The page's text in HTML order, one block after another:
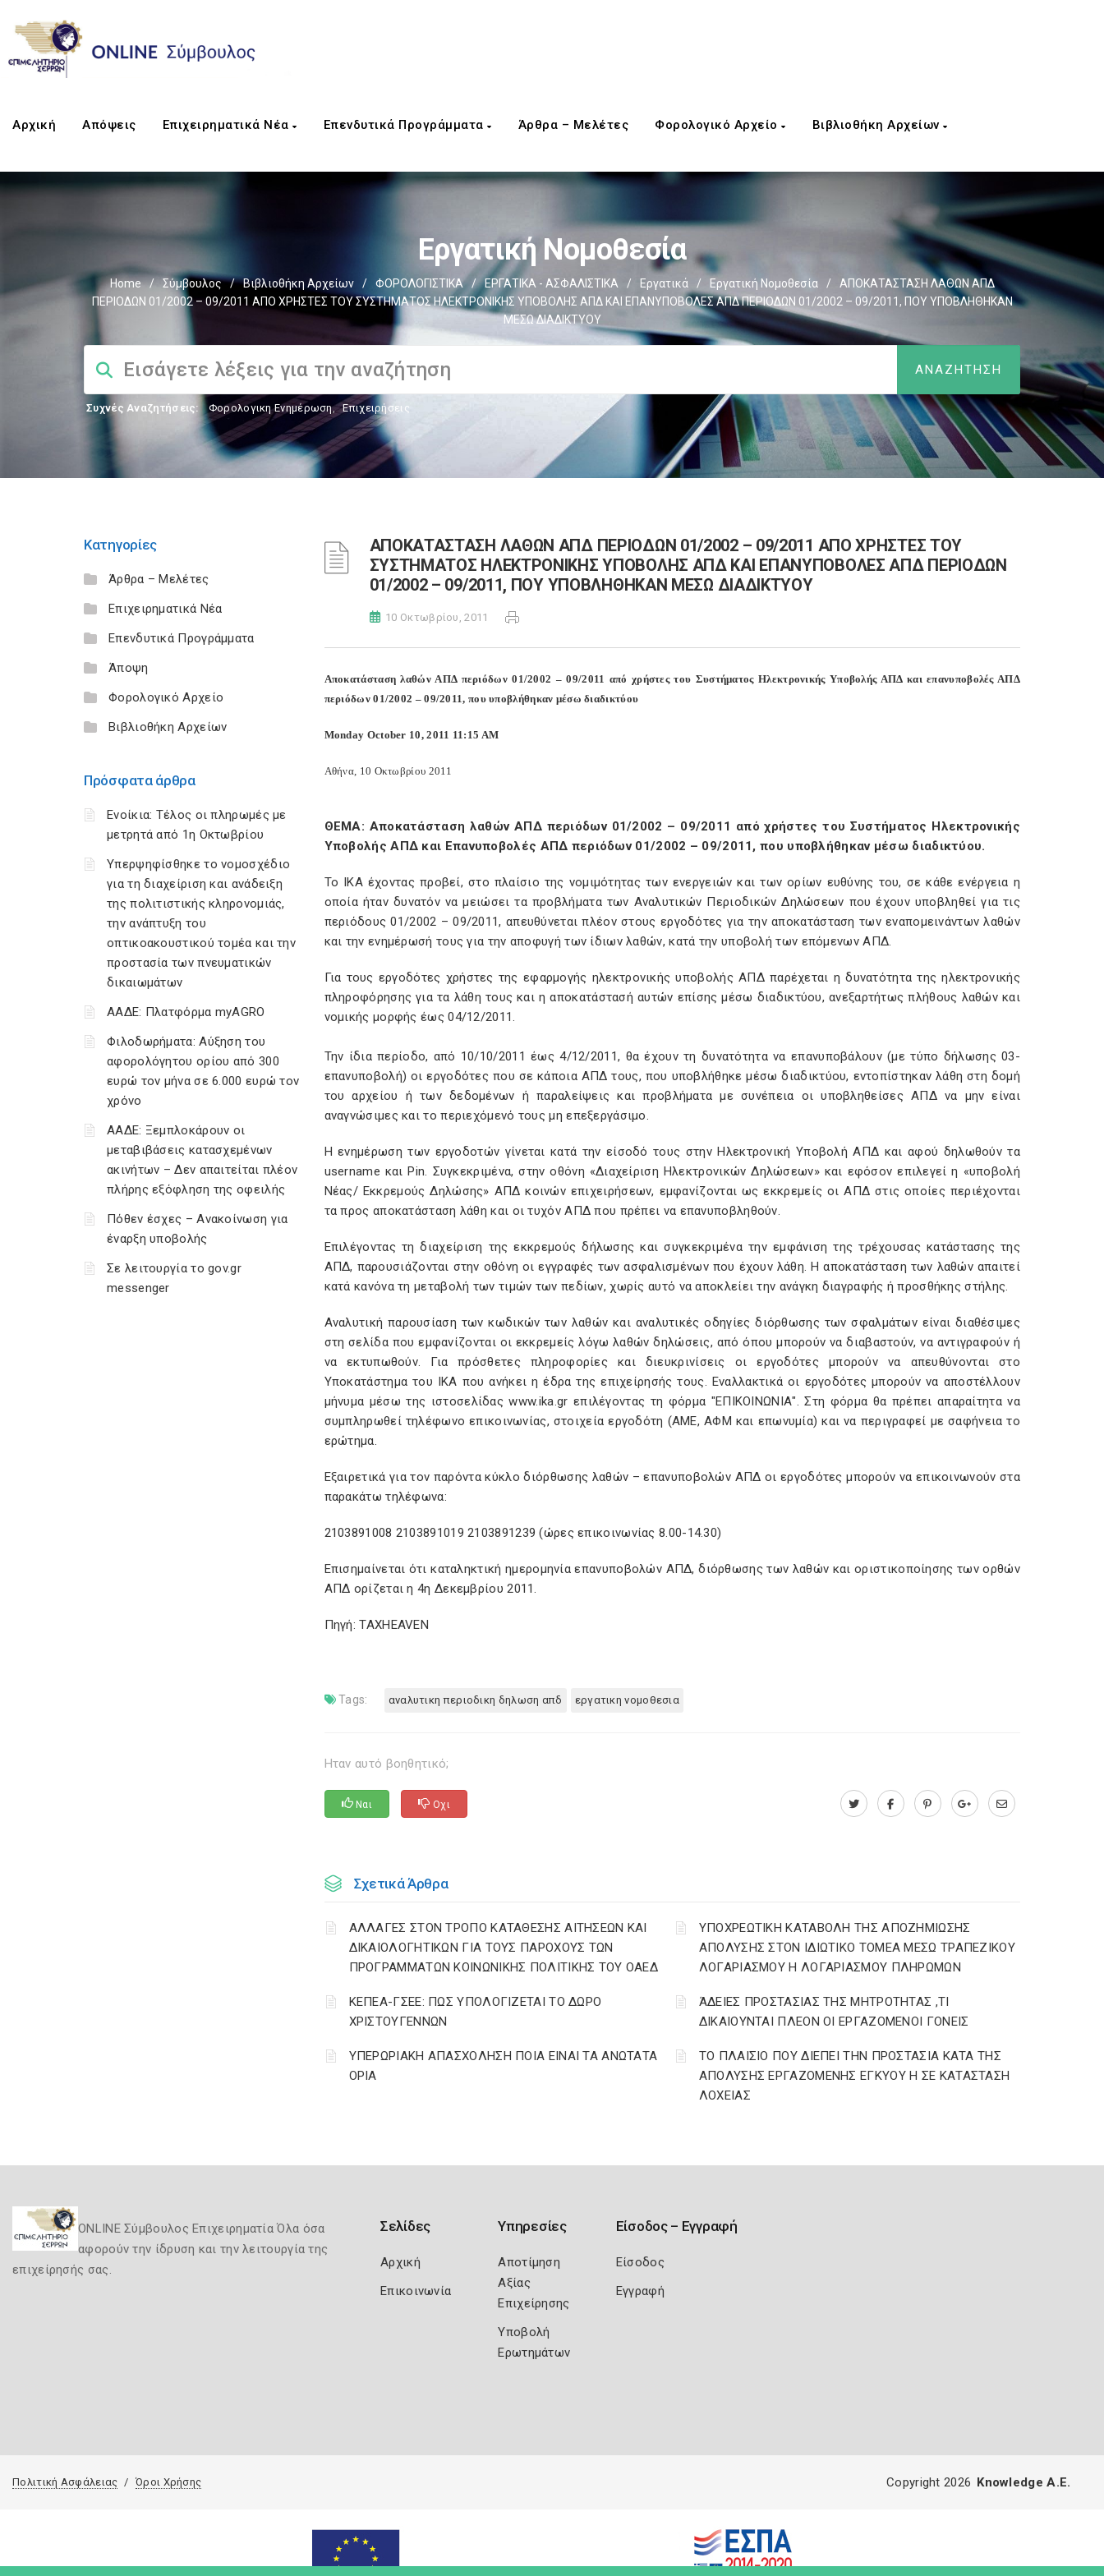
Αρχική Απόψεις Επιχειρηματικά Νέα Επενδυτικά Προγράμματα Άρθρα – Μελέτες Φορολογικό Αρχείο Βιβλιοθήκη Αρχείων
Εργατική Νομοθεσία
Home / Σύμβουλος / Βιβλιοθήκη Αρχείων / ΦΟΡΟΛΟΓΙΣΤΙΚΑ / ΕΡΓΑΤΙΚΑ - ΑΣΦΑΛΙΣΤΙΚΑ / Εργατικά / Εργατική Νομοθεσία /
ΑΠΟΚΑΤΑΣΤΑΣΗ ΛΑΘΩΝ ΑΠΔ
ΠΕΡΙΟΔΩΝ 01/2002 – 09/2011 ΑΠΟ ΧΡΗΣΤΕΣ ΤΟΥ ΣΥΣΤΗΜΑΤΟΣ ΗΛΕΚΤΡΟΝΙΚΗΣ ΥΠΟΒΟΛΗΣ ΑΠΔ ΚΑΙ ΕΠΑΝΥΠΟΒΟΛΕΣ ΑΠΔ ΠΕΡΙΟΔΩΝ 01/2002 – 09/2011, ΠΟΥ ΥΠΟΒΛΗΘΗΚΑΝ
ΜΕΣΩ ΔΙΑΔΙΚΤΥΟΥ
Συχνές Αναζητήσεις: Φορολογικη Ενημέρωση, Επιχειρήσεις
Κατηγορίες
Άρθρα – Μελέτες
Επιχειρηματικά Νέα
Επενδυτικά Προγράμματα
Άποψη
Φορολογικό Αρχείο
Βιβλιοθήκη Αρχείων
Πρόσφατα άρθρα
Ενοίκια: Τέλος οι πληρωμές με
μετρητά από 1η Οκτωβρίου
Υπερψηφίσθηκε το νομοσχέδιο
για τη διαχείριση και ανάδειξη
της πολιτιστικής κληρονομιάς,
την ανάπτυξη του
οπτικοακουστικού τομέα και την
προστασία των πνευματικών
δικαιωμάτων
ΑΑΔΕ: Πλατφόρμα myAGRO
Φιλοδωρήματα: Αύξηση του
αφορολόγητου ορίου από 300
ευρώ τον μήνα σε 6.000 ευρώ τον
χρόνο
ΑΑΔΕ: Ξεμπλοκάρουν οι
μεταβιβάσεις κατασχεμένων
ακινήτων – Δεν απαιτείται πλέον
πλήρης εξόφληση της οφειλής
Πόθεν έσχες – Ανακοίνωση για
έναρξη υποβολής
Σε λειτουργία το gov.gr
messenger
ΑΠΟΚΑΤΑΣΤΑΣΗ ΛΑΘΩΝ ΑΠΔ ΠΕΡΙΟΔΩΝ 01/2002 – 09/2011 ΑΠΟ ΧΡΗΣΤΕΣ ΤΟΥ
ΣΥΣΤΗΜΑΤΟΣ ΗΛΕΚΤΡΟΝΙΚΗΣ ΥΠΟΒΟΛΗΣ ΑΠΔ ΚΑΙ ΕΠΑΝΥΠΟΒΟΛΕΣ ΑΠΔ ΠΕΡΙΟΔΩΝ
01/2002 – 09/2011, ΠΟΥ ΥΠΟΒΛΗΘΗΚΑΝ ΜΕΣΩ ΔΙΑΔΙΚΤΥΟΥ
10 Οκτωβρίου, 2011
Αποκατάσταση λαθών ΑΠΔ περιόδων 01/2002 – 09/2011 από χρήστες του Συστήματος Ηλεκτρονικής Υποβολής ΑΠΔ και επανυποβολές ΑΠΔ
περιόδων 01/2002 – 09/2011, που υποβλήθηκαν μέσω διαδικτύου
Monday October 10, 2011 11:15 AM
Αθήνα, 10 Οκτωβρίου 2011
ΘΕΜΑ: Αποκατάσταση λαθών ΑΠΔ περιόδων 01/2002 – 09/2011 από χρήστες του Συστήματος Ηλεκτρονικής
Υποβολής ΑΠΔ και Επανυποβολές ΑΠΔ περιόδων 01/2002 – 09/2011, που υποβλήθηκαν μέσω διαδικτύου.
Το ΙΚΑ έχοντας προβεί, στο πλαίσιο της νομιμότητας των ενεργειών και των ορίων ευθύνης του, σε κάθε ενέργεια η
οποία ήταν δυνατόν να μειώσει τα προβλήματα των Αναλυτικών Περιοδικών Δηλώσεων που έχουν υποβληθεί για τις
περιόδους 01/2002 – 09/2011, απευθύνεται πλέον στους εργοδότες για την αποκατάσταση των εναπομεινάντων λαθών
και την ενημέρωσή τους για την αποφυγή των ίδιων λαθών, κατά την υποβολή των επόμενων ΑΠΔ.
Για τους εργοδότες χρήστες της εφαρμογής ηλεκτρονικής υποβολής ΑΠΔ παρέχεται η δυνατότητα της ηλεκτρονικής
πληροφόρησης για τα λάθη τους και η αποκατάστασή αυτών επίσης μέσω διαδικτύου, ανεξαρτήτως πλήθους λαθών και
νομικής μορφής έως 04/12/2011.
Την ίδια περίοδο, από 10/10/2011 έως 4/12/2011, θα έχουν τη δυνατότητα να επανυποβάλουν (με τύπο δήλωσης 03-
επανυποβολή) οι εργοδότες που σε κάποια ΑΠΔ τους, που υποβλήθηκε μέσω διαδικτύου, εντοπίστηκαν λάθη στη δομή
του αρχείου ή των δεδομένων ή παραλείψεις και προβλήματα με συνέπεια οι υποβληθείσες ΑΠΔ να μην είναι
αναγνώσιμες και το περιεχόμενό τους μη επεξεργάσιμο.
Η ενημέρωση των εργοδοτών γίνεται κατά την είσοδό τους στην Ηλεκτρονική Υποβολή ΑΠΔ και αφού δηλωθούν τα
username και Pin. Συγκεκριμένα, στην οθόνη «Διαχείριση Ηλεκτρονικών Δηλώσεων» και εφόσον επιλεγεί η «υποβολή
Νέας/ Εκκρεμούς Δηλώσης» ΑΠΔ κοινών επιχειρήσεων, εμφανίζονται ως εκκρεμείς οι ΑΠΔ στις οποίες περιέχονται
τα προς αποκατάσταση λάθη και οι τυχόν ΑΠΔ που πρέπει να επανυποβληθούν.
Επιλέγοντας τη διαχείριση της εκκρεμούς δήλωσης και συγκεκριμένα την εμφάνιση της τρέχουσας κατάστασης της
ΑΠΔ, παρουσιάζονται στην οθόνη οι εγγραφές των ασφαλισμένων που έχουν λάθη. Η αποκατάσταση των λαθών απαιτεί
κατά κανόνα τη μεταβολή των τιμών των πεδίων, χωρίς αυτό να αποκλείει την ανάγκη διαγραφής ή προσθήκης στήλης.
Αναλυτική παρουσίαση των κωδικών των λαθών και αναλυτικές οδηγίες διόρθωσης των σφαλμάτων είναι διαθέσιμες
στη σελίδα που εμφανίζονται οι εκκρεμείς λόγω λαθών δηλώσεις, από όπου μπορούν να διαβαστούν, να αντιγραφούν ή
να εκτυπωθούν. Για πρόσθετες πληροφορίες και διευκρινίσεις οι εργοδότες μπορούν να απευθύνονται στο
Υποκατάστημα του ΙΚΑ που ανήκει η έδρα της επιχείρησής τους. Εναλλακτικά οι εργοδότες μπορούν να αποστέλλουν
μήνυμα μέσω της ιστοσελίδας www.ika.gr επιλέγοντας τη φόρμα "ΕΠΙΚΟΙΝΩΝΙΑ". Στη φόρμα θα πρέπει απαραίτητα να
συμπληρωθεί τηλέφωνο επικοινωνίας, στοιχεία εργοδότη (ΑΜΕ, ΑΦΜ και επωνυμία) και να περιγραφεί με σαφήνεια το
ερώτημα.
Eξαιρετικά για τον παρόντα κύκλο διόρθωσης λαθών – επανυποβολών ΑΠΔ οι εργοδότες μπορούν να επικοινωνούν στα
παρακάτω τηλέφωνα:
2103891008 2103891019 2103891239 (ώρες επικοινωνίας 8.00-14.30)
Επισημαίνεται ότι καταληκτική ημερομηνία επανυποβολών ΑΠΔ, διόρθωσης των λαθών και οριστικοποίησης των ορθών
ΑΠΔ ορίζεται η 4η Δεκεμβρίου 2011.
Πηγή: TAXHEAVEN
Tags: αναλυτικη περιοδικη δηλωση απδ εργατικη νομοθεσια
Ηταν αυτό βοηθητικό;
Ναι Οχι
Σχετικά Άρθρα
ΑΛΛΑΓΕΣ ΣΤΟΝ ΤΡΟΠΟ ΚΑΤΑΘΕΣΗΣ ΑΙΤΗΣΕΩΝ ΚΑΙ
ΔΙΚΑΙΟΛΟΓΗΤΙΚΩΝ ΓΙΑ ΤΟΥΣ ΠΑΡΟΧΟΥΣ ΤΩΝ
ΠΡΟΓΡΑΜΜΑΤΩΝ ΚΟΙΝΩΝΙΚΗΣ ΠΟΛΙΤΙΚΗΣ ΤΟΥ ΟΑΕΔ
YΠΟΧΡΕΩΤΙΚΗ ΚΑΤΑΒΟΛΗ ΤΗΣ ΑΠΟΖΗΜΙΩΣΗΣ
ΑΠΟΛΥΣΗΣ ΣΤΟΝ ΙΔΙΩΤΙΚΟ ΤΟΜΕΑ ΜΕΣΩ ΤΡΑΠΕΖΙΚΟΥ
ΛΟΓΑΡΙΑΣΜΟΥ Η ΛΟΓΑΡΙΑΣΜΟΥ ΠΛΗΡΩΜΩΝ
ΚΕΠΕΑ-ΓΣΕΕ: ΠΩΣ ΥΠΟΛΟΓΙΖΕΤΑΙ ΤΟ ΔΩΡΟ
ΧΡΙΣΤΟΥΓΕΝΝΩΝ
ΆΔΕΙΕΣ ΠΡΟΣΤΑΣΙΑΣ ΤΗΣ ΜΗΤΡΟΤΗΤΑΣ ,ΤΙ
ΔΙΚΑΙΟΥΝΤΑΙ ΠΛΕΟΝ ΟΙ ΕΡΓΑΖΟΜΕΝΟΙ ΓΟΝΕΙΣ
ΥΠΕΡΩΡΙΑΚΗ ΑΠΑΣΧΟΛΗΣΗ ΠΟΙΑ ΕΙΝΑΙ ΤΑ ΑΝΩΤΑΤΑ
ΟΡΙΑ
ΤΟ ΠΛΑΙΣΙΟ ΠΟΥ ΔΙΕΠΕΙ ΤΗΝ ΠΡΟΣΤΑΣΙΑ ΚΑΤΑ ΤΗΣ
ΑΠΟΛΥΣΗΣ ΕΡΓΑΖΟΜΕΝΗΣ ΕΓΚΥΟΥ Η ΣΕ ΚΑΤΑΣΤΑΣΗ
ΛΟΧΕΙΑΣ
ONLINE Σύμβουλος Επιχειρηματία Όλα όσα
αφορούν την ίδρυση και την λειτουργία της
επιχείρησής σας.
Σελίδες
Αρχική
Επικοινωνία
Υπηρεσίες
Αποτίμηση
Αξίας
Επιχείρησης
Υποβολή
Ερωτημάτων
Είσοδος – Εγγραφή
Είσοδος
Εγγραφή
Πολιτική Ασφάλειας Όροι Χρήσης Copyright 2026 Knowledge A.E.